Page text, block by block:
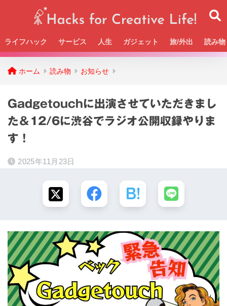
ライフハック サービス 人生 ガジェット 旅/外出 読み物
Beckの活動＆SNSまとめはこちら
ホーム 読み物 お知らせ
Gadgetouchに出演させていただきまし
た＆12/6に渋谷でラジオ公開収録やりま
す！
2025年11月23日